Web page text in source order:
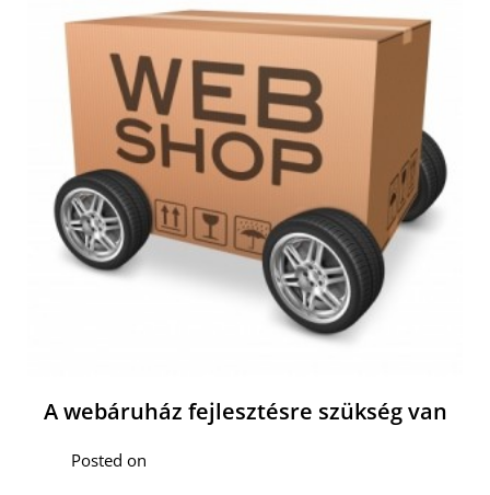
A webáruház fejlesztésre szükség van
Posted on